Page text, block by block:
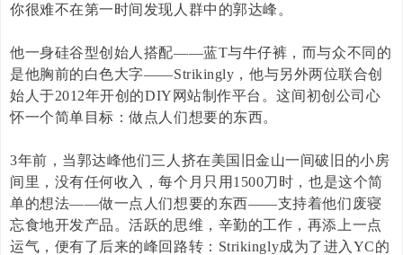
你很难不在第一时间发现人群中的郭达峰。
他一身硅谷型创始人搭配——蓝T与牛仔裤，而与众不同的
是他胸前的白色大字——Strikingly ，他与另外两位联合创
始人于2012年开创的DIY 网站制作平台。这间初创公司心
怀一个简单目标：做点人们想要的东西。
3年前，当郭达峰他们三人挤在美国旧金山一间破旧的小房
间里，没有任何收入，每个月只用 1500刀时，也是这个简
单的想法——做一点人们想要的东西——支持着他们废寝
忘食地开发产品。活跃的思维，辛勤的工作，再添上一点
运气，便有了后来的峰回路转： Strikingly成为了进入 YC的